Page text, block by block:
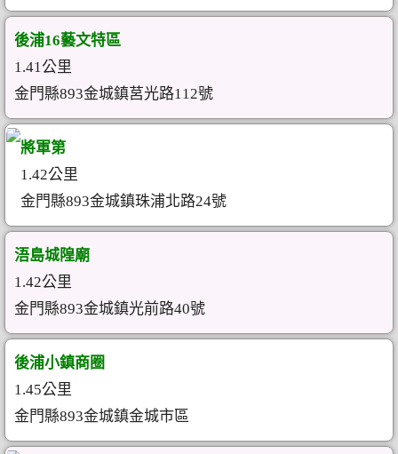
後浦16藝文特區
1.41公里
金門縣893金城鎮莒光路112號
將軍第
1.42公里
金門縣893金城鎮珠浦北路24號
浯島城隍廟
1.42公里
金門縣893金城鎮光前路40號
後浦小鎮商圈
1.45公里
金門縣893金城鎮金城市區